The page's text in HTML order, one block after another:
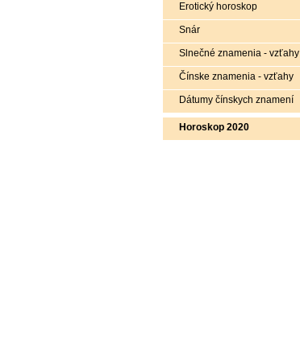
Erotický horoskop
Snár
Slnečné znamenia - vzťahy
Čínske znamenia - vzťahy
Dátumy čínskych znamení
Horoskop 2020